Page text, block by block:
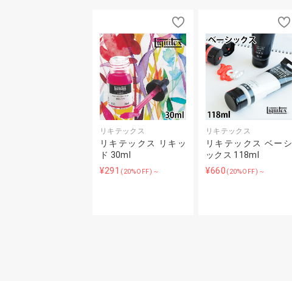
リキテックス
リキテックス リキッ
ド 30ml
¥291 (20%OFF)～
リキテックス
リキテックス ベーシ
ックス 118ml
¥660 (20%OFF)～